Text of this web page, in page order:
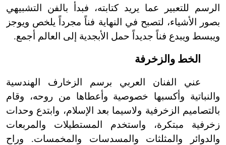
الرسم للتعبير عما يريد كتابته، فبدأ بالفن التشبيهي
بصور الأشياء، لتصبح في النهاية فناً مجرداً يلخص ويوجز
ويبسط ويبدع فناً جديداً حمل الأبجدية إلى العالم أجمع.
الخط والزخرفة
عني الفنان العربي برسم الزخارف الهندسية
والنباتية وأكسبها خصوصية وأعطاها من روحه، وقام
بالتصاميم الزخرفية ولاسيما بعد الإسلام، وابتدع وحدات
زخرفية مبتكرة، واستخدم المستطيلات والمربعات
والدوائر والمثلثات والمسدسات والمخمسات. وراح